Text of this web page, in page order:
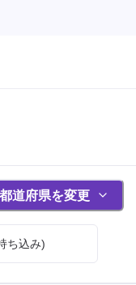
都道府県を変更
ち込み)